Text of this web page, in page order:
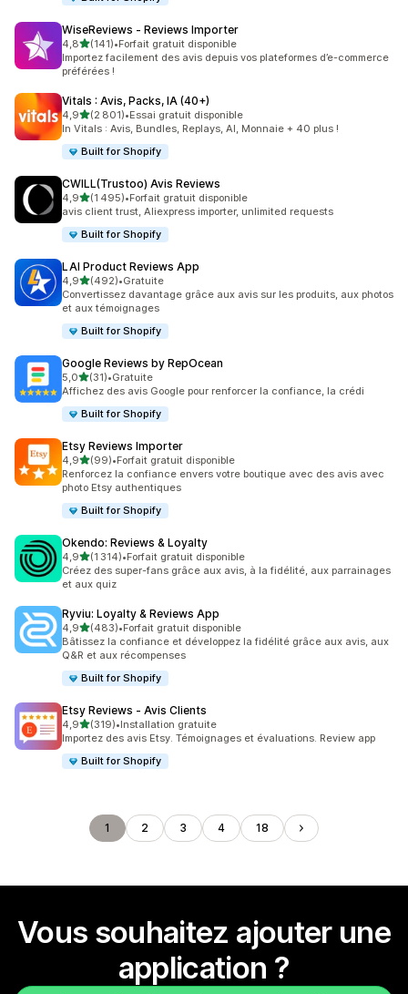
WiseReviews ‑ Reviews Importer
4,8étoile(s) sur 5
(141)
141 avis au total
•Forfait gratuit disponible
Importez facilement des avis depuis vos plateformes d’e-commerce
préférées !
Vitals : Avis, Packs, IA (40+)
4,9étoile(s) sur 5
(2 801)
2801 avis au total
•Essai gratuit disponible
In Vitals : Avis, Bundles, Replays, AI, Monnaie + 40 plus !
Built for Shopify
CWILL(Trustoo) Avis Reviews
4,9étoile(s) sur 5
(1 495)
1495 avis au total
•Forfait gratuit disponible
avis client trust, Aliexpress importer, unlimited requests
Built for Shopify
LAI Product Reviews App
4,9étoile(s) sur 5
(492)
492 avis au total
•Gratuite
Convertissez davantage grâce aux avis sur les produits, aux photos
et aux témoignages
Built for Shopify
Google Reviews by RepOcean
5,0étoile(s) sur 5
(31)
31 avis au total
•Gratuite
Affichez des avis Google pour renforcer la confiance, la crédi
Built for Shopify
Etsy Reviews Importer
4,9étoile(s) sur 5
(99)
99 avis au total
•Forfait gratuit disponible
Renforcez la confiance envers votre boutique avec des avis avec
photo Etsy authentiques
Built for Shopify
Okendo: Reviews & Loyalty
4,9étoile(s) sur 5
(1 314)
1314 avis au total
•Forfait gratuit disponible
Créez des super-fans grâce aux avis, à la fidélité, aux parrainages
et aux quiz
Ryviu: Loyalty & Reviews App
4,9étoile(s) sur 5
(483)
483 avis au total
•Forfait gratuit disponible
Bâtissez la confiance et développez la fidélité grâce aux avis, aux
Q&R et aux récompenses
Built for Shopify
Etsy Reviews ‑ Avis Clients
4,9étoile(s) sur 5
(319)
319 avis au total
•Installation gratuite
Importez des avis Etsy. Témoignages et évaluations. Review app
Built for Shopify
1 2 3 4 18
Vous souhaitez ajouter une
application ?